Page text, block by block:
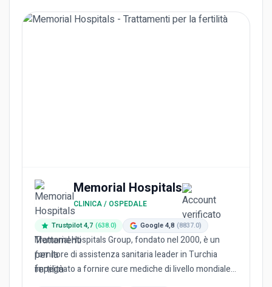
Memorial Hospitals
CLINICA / OSPEDALE
Trustpilot 4,7 (638.0) Google 4,8 (8837.0)
Memorial Hospitals Group, fondato nel 2000, è un
fornitore di assistenza sanitaria leader in Turchia
impegnato a fornire cure mediche di livello mondiale.